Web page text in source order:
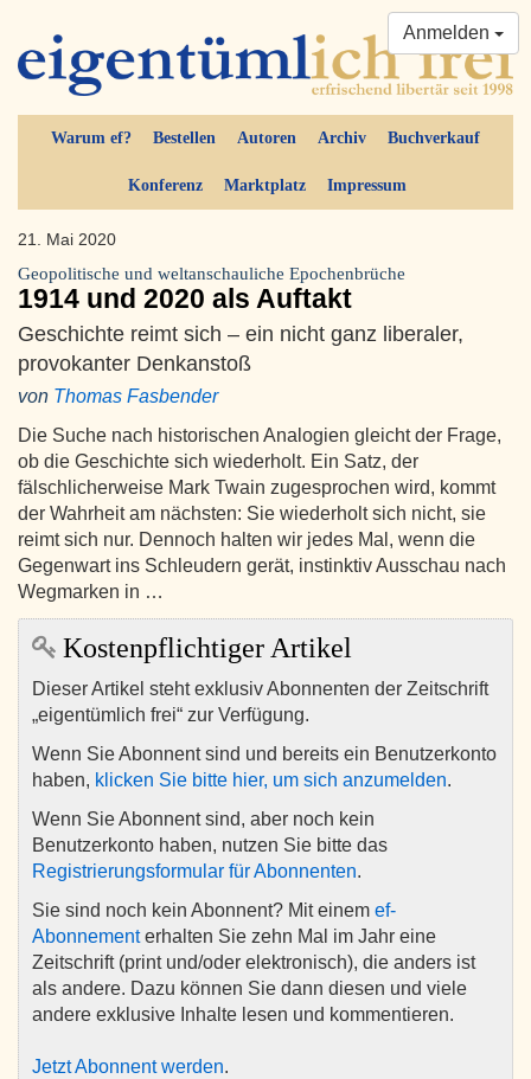
Warum ef? Bestellen Autoren Archiv Buchverkauf
Konferenz Marktplatz Impressum
Anmelden
21. Mai 2020
Geopolitische und weltanschauliche Epochenbrüche
1914 und 2020 als Auftakt
Geschichte reimt sich – ein nicht ganz liberaler,
provokanter Denkanstoß
von Thomas Fasbender
Die Suche nach historischen Analogien gleicht der Frage,
ob die Geschichte sich wiederholt. Ein Satz, der
fälschlicherweise Mark Twain zugesprochen wird, kommt
der Wahrheit am nächsten: Sie wiederholt sich nicht, sie
reimt sich nur. Dennoch halten wir jedes Mal, wenn die
Gegenwart ins Schleudern gerät, instinktiv Ausschau nach
Wegmarken in …
Kostenpflichtiger Artikel
Dieser Artikel steht exklusiv Abonnenten der Zeitschrift
„eigentümlich frei“ zur Verfügung.
Wenn Sie Abonnent sind und bereits ein Benutzerkonto
haben, klicken Sie bitte hier, um sich anzumelden.
Wenn Sie Abonnent sind, aber noch kein
Benutzerkonto haben, nutzen Sie bitte das
Registrierungsformular für Abonnenten.
Sie sind noch kein Abonnent? Mit einem ef-
Abonnementerhalten Sie zehn Mal im Jahr eine
Zeitschrift (print und/oder elektronisch), die anders ist
als andere. Dazu können Sie dann diesen und viele
andere exklusive Inhalte lesen und kommentieren.
Jetzt Abonnent werden.